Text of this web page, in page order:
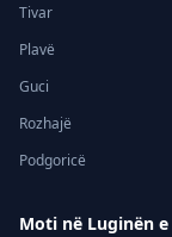
Tivar
Plavë
Guci
Rozhajë
Podgoricë
Moti në Luginën e